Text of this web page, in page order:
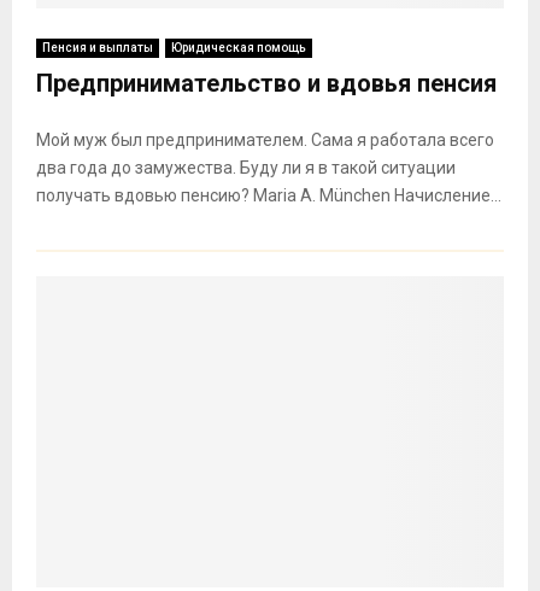
Пенсия и выплаты Юридическая помощь
Предпринимательство и вдовья пенсия
Мой муж был предпринимателем. Сама я работала всего
два года до замужества. Буду ли я в такой ситуации
получать вдовью пенсию? Maria A. München Начисление...